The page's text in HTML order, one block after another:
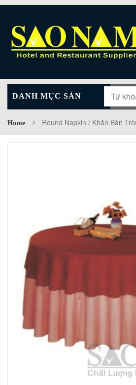
DANH MỤC SẢN
PHẨM
Home Round Napkin / Khăn Bàn